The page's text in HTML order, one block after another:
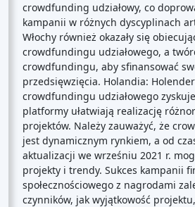
crowdfunding udziałowy, co
kampanii w różnych dyscyplinach
Włochy również okazały się
crowdfundingu udziałowego, a
crowdfundingu, aby sfinansować
przedsięwzięcia. Holandia:
crowdfundingu udziałowego
platformy ułatwiają realizację
projektów. Należy zauważyć, że
jest dynamicznym rynkiem, a od
aktualizacji we wrześniu 2021 r.
projekty i trendy. Sukces kampanii
społecznościowego z nagrodami
czynników, jak wyjątkowość